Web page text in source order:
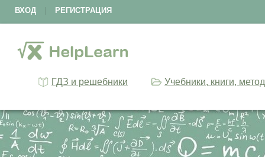
ВХОД РЕГИСТРАЦИЯ
ГДЗ и решебники Учебники, книги,